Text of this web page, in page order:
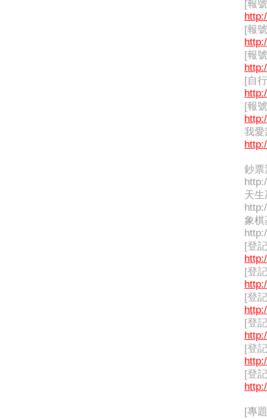
[報
[報
[報
[自
[報
我愛
鈔票
天
象棋
[登
[登
[登
[登
[登
[登
[專